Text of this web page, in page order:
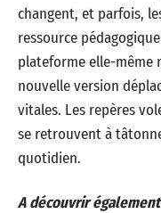
changent, et parfois,
ressource
plateforme elle-même
nouvelle version
vitales. Les repères
se retrouvent à
quotidien.
A découvrir